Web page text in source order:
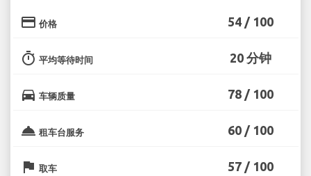
credit_card 价格 54 / 100
timer 平均等待时间 20 分钟
directions_car 车辆质量 78 / 100
room_service 租车台服务 60 / 100
flag 取车 57 / 100